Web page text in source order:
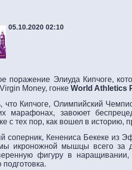
05.10.2020 02:10
поражение Элиуда Кипчоге,
Money, гонке World Athletics
что Кипчоге, Олимпийский
марафонах, завоюет
с тех пор, как вошел в историю,
соперник, Кенениса Бекеке из
икроножной мышцы всего за
фигуру в